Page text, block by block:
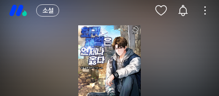
소설